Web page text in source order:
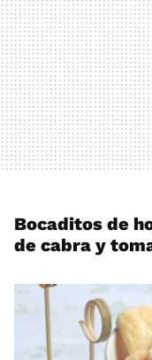
Bocaditos de
de cabra y